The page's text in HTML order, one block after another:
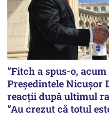
”Fitch a spus-o, acum
Președintele Nicușor
reacții după ultimul
”Au crezut că totul